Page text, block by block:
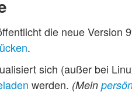
die neue Version
.
sich (außer bei
werden. (Mein